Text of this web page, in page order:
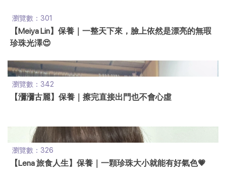
瀏覽數：301
【Meiya Lin】保養｜一整天下來，臉上依然是漂亮的無瑕
珍珠光澤😍
瀏覽數：342
【瀰瀰古麗】保養｜擦完直接出門也不會心虛
瀏覽數：326
【Lena 旅食人生】保養｜一顆珍珠大小就能有好氣色💗